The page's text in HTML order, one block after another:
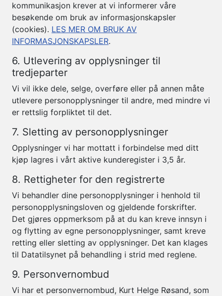
kommunikasjon krever at vi informerer våre
besøkende om bruk av informasjonskapsler
(cookies). LES MER OM BRUK AV
INFORMASJONSKAPSLER.
6. Utlevering av opplysninger til
tredjeparter
Vi vil ikke dele, selge, overføre eller på annen måte
utlevere personopplysninger til andre, med mindre vi
er rettslig forpliktet til det.
7. Sletting av personopplysninger
Opplysninger vi har mottatt i forbindelse med ditt
kjøp lagres i vårt aktive kunderegister i 3,5 år.
8. Rettigheter for den registrerte
Vi behandler dine personopplysninger i henhold til
personopplysningsloven og gjeldende forskrifter.
Det gjøres oppmerksom på at du kan kreve innsyn i
og flytting av egne personopplysninger, samt kreve
retting eller sletting av opplysninger. Det kan klages
til Datatilsynet på behandling i strid med reglene.
9. Personvernombud
Vi har et personvernombud, Kurt Helge Røsand, som